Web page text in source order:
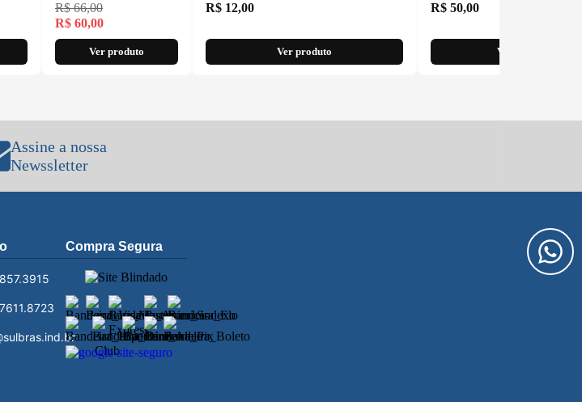
R$66,00
R$ 60,00
Ver produto
R$ 12,00
Ver produto
R$ 50,00
Ver produto
Assine a nossa
Newssletter
Compra Segura